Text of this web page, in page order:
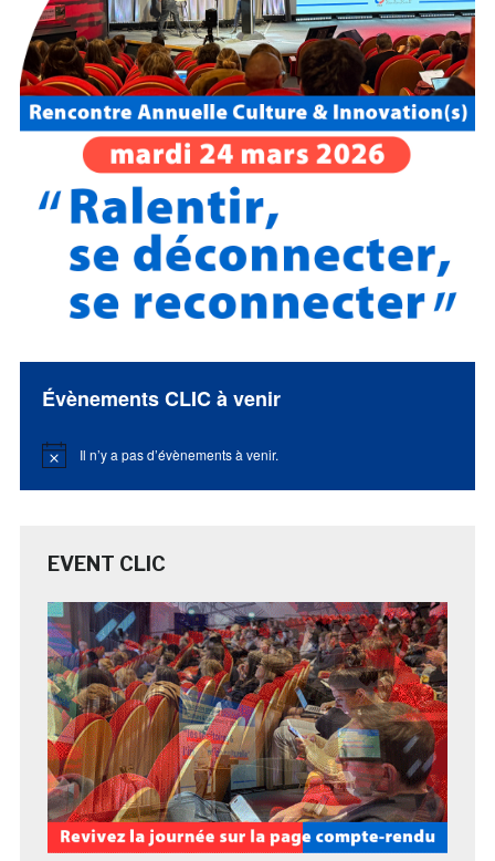
Évènements CLIC à venir
Notice Il n’y a pas d’évènements à venir.
EVENT CLIC